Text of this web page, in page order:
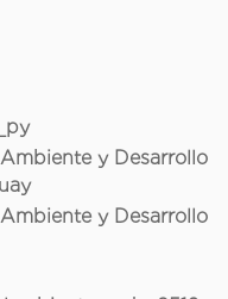
y Desarrollo
y Desarrollo